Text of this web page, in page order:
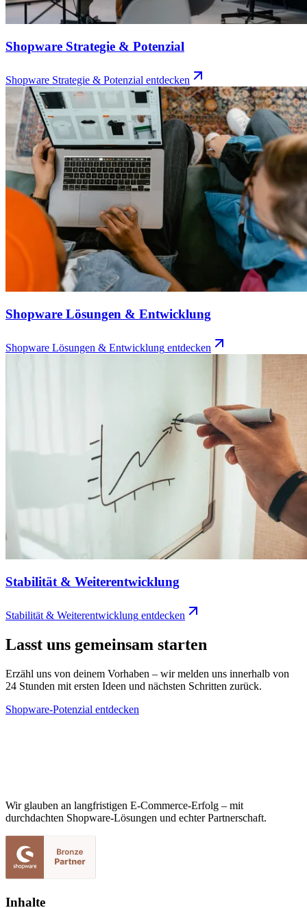
Shopware Strategie & Potenzial
Shopware Strategie & Potenzial entdecken
Shopware Lösungen & Entwicklung
Shopware Lösungen & Entwicklung entdecken
Stabilität & Weiterentwicklung
Stabilität & Weiterentwicklung entdecken
Lasst uns gemeinsam starten
Erzähl uns von deinem Vorhaben – wir melden uns innerhalb von
24 Stunden mit ersten Ideen und nächsten Schritten zurück.
Shopware-Potenzial entdecken
Wir glauben an langfristigen E-Commerce-Erfolg – mit
durchdachten Shopware-Lösungen und echter Partnerschaft.
Inhalte